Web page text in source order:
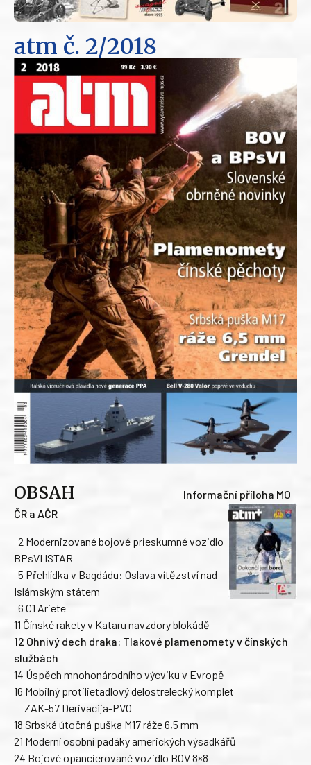
atm č. 2/2018
OBSAH
Informační příloha MO
ČR a AČR
2 Modernizované bojové prieskumné vozidlo
BPsVI ISTAR
5 Přehlídka v Bagdádu: Oslava vítězství nad
Islámským státem
6 C1 Ariete
11 Čínské rakety v Kataru navzdory blokádě
12 Ohnivý dech draka: Tlakové plamenomety v čínských
službách
14 Úspěch mnohonárodního výcviku v Evropě
16 Mobilný protilietadlový delostrelecký komplet
ZAK-57 Derivacija-PVO
18 Srbská útočná puška M17 ráže 6,5 mm
21 Moderní osobní padáky amerických výsadkářů
24 Bojové opancierované vozidlo BOV 8×8